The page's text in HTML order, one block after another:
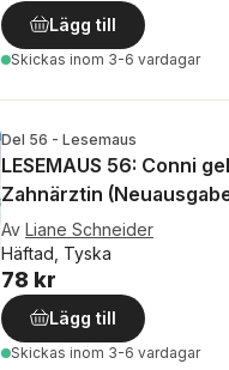
Lägg till
Skickas inom 3-6 vardagar
Del 56 - Lesemaus
LESEMAUS 56: Conni
Zahnärztin
Av Liane Schneider
Häftad, Tyska
78 kr
Lägg till
Skickas inom 3-6 vardagar